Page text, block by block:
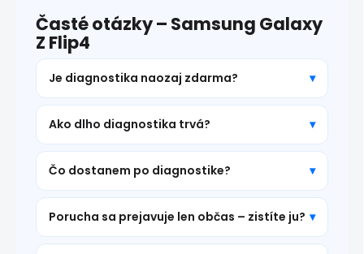
Časté otázky – Samsung Galaxy
Z Flip4
Je diagnostika naozaj zdarma?
Ako dlho diagnostika trvá?
Čo dostanem po diagnostike?
Porucha sa prejavuje len občas – zistíte ju?